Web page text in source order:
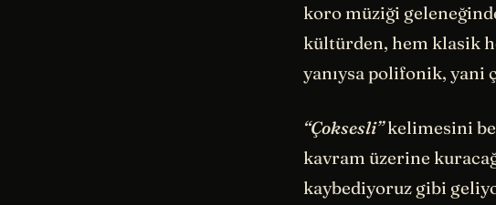
koro müziği
kültürden, hem klasik
yanıysa polifonik, yani
“Çoksesli”kelimesini
kavram üzerine
kaybediyoruz gibi